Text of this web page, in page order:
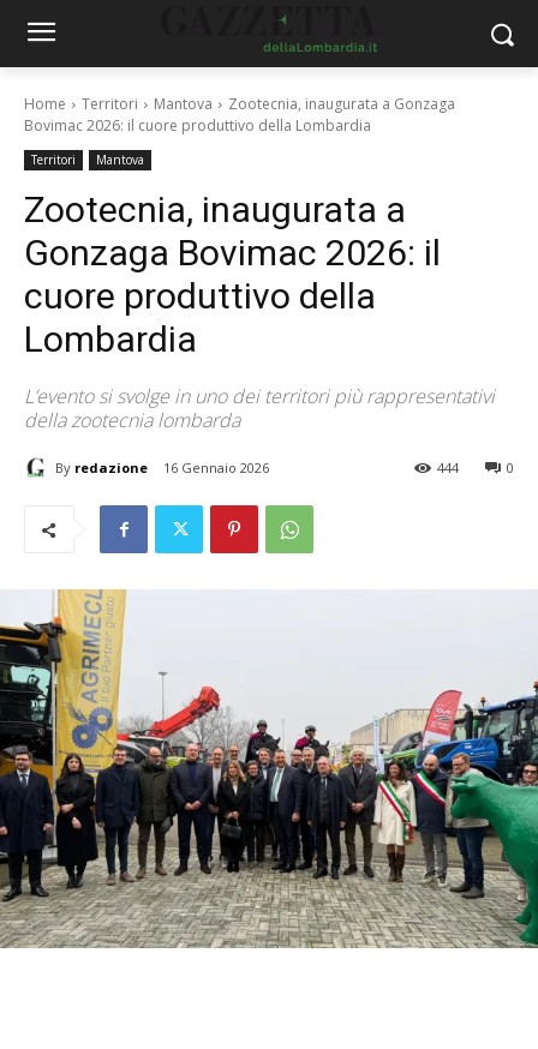
Home Territori Mantova
Zootecnia, inaugurata a Gonzaga
Bovimac 2026: il cuore produttivo della Lombardia
Territori Mantova
Zootecnia, inaugurata a
Gonzaga Bovimac 2026: il
cuore produttivo della
Lombardia
L’evento si svolge in uno dei territori più rappresentativi
della zootecnia lombarda
By redazione 16 Gennaio 2026 0
444